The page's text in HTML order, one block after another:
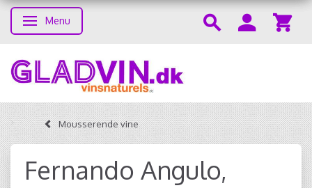
Toggle navigation
Menu
Mousserende vine
Fernando Angulo,